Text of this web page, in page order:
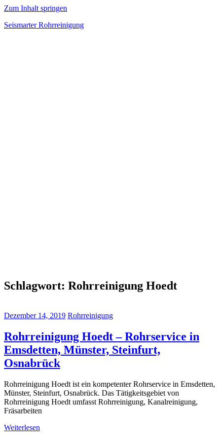
Zum Inhalt springen
Seismarter Rohrreinigung
Schlagwort: Rohrreinigung Hoedt
Dezember 14, 2019 Rohrreinigung
Rohrreinigung Hoedt – Rohrservice in
Emsdetten, Münster, Steinfurt,
Osnabrück
Rohrreinigung Hoedt ist ein kompetenter Rohrservice in Emsdetten,
Münster, Steinfurt, Osnabrück. Das Tätigkeitsgebiet von
Rohrreinigung Hoedt umfasst Rohrreinigung, Kanalreinigung,
Fräsarbeiten
Weiterlesen